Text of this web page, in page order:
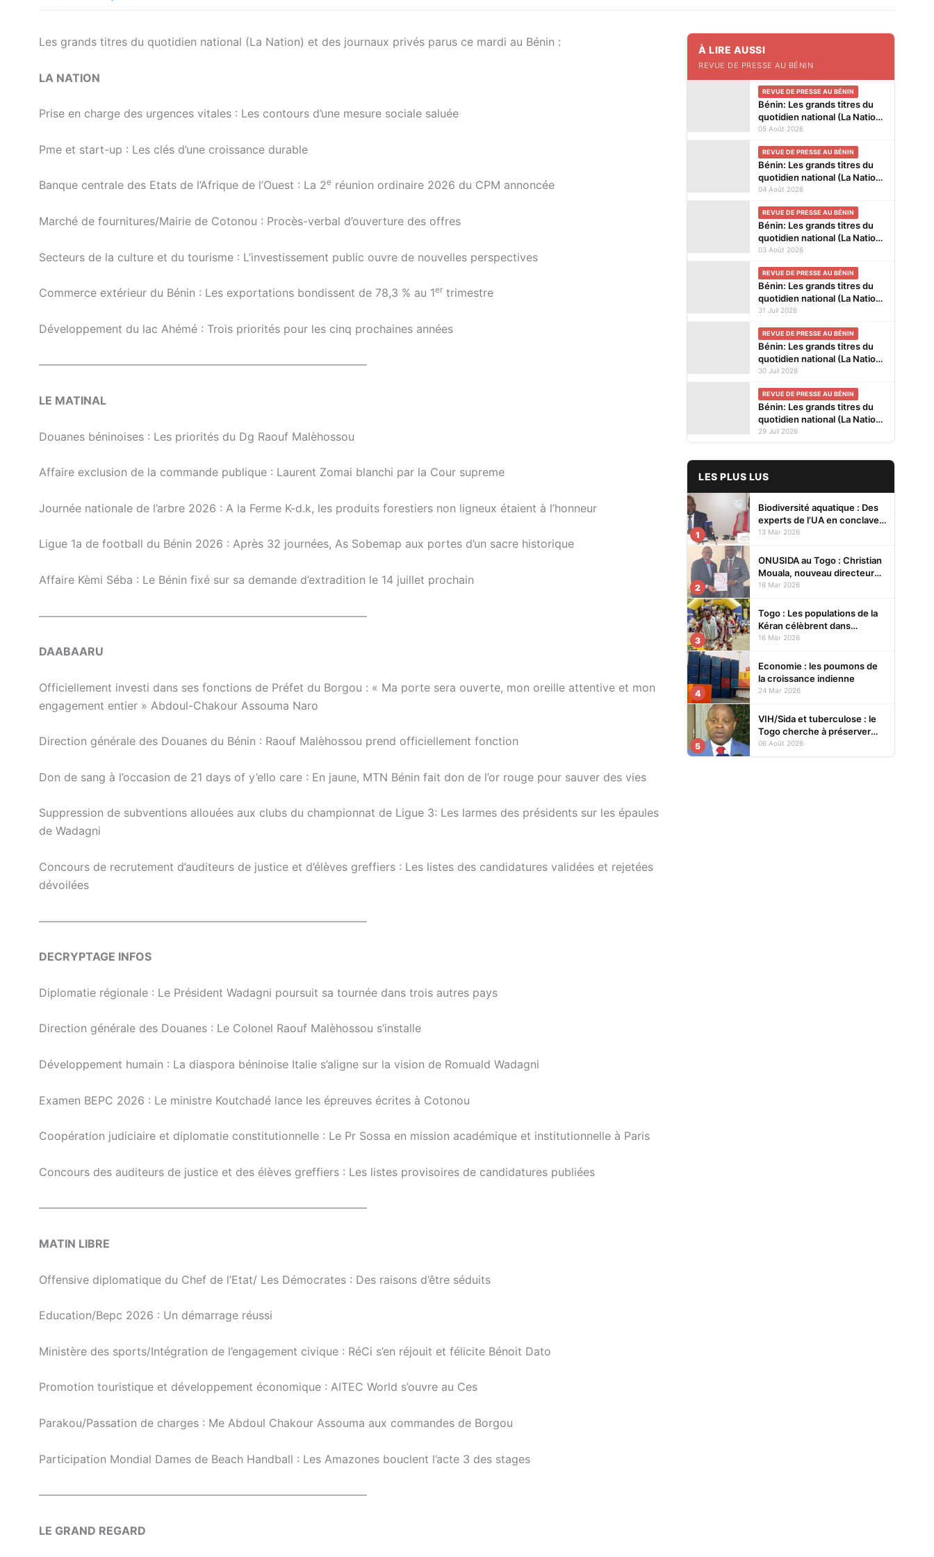
Les grands titres du quotidien national (La Nation) et des journaux privés parus ce mardi au Bénin :
LA NATION
Prise en charge des urgences vitales : Les contours d’une mesure sociale saluée
Pme et start-up : Les clés d’une croissance durable
Banque centrale des Etats de l’Afrique de l’Ouest : La 2e réunion ordinaire 2026 du CPM annoncée
Marché de fournitures/Mairie de Cotonou : Procès-verbal d’ouverture des offres
Secteurs de la culture et du tourisme : L’investissement public ouvre de nouvelles perspectives
Commerce extérieur du Bénin : Les exportations bondissent de 78,3 % au 1er trimestre
Développement du lac Ahémé : Trois priorités pour les cinq prochaines années
—————————————————————————————–
LE MATINAL
Douanes béninoises : Les priorités du Dg Raouf Malèhossou
Affaire exclusion de la commande publique : Laurent Zomai blanchi par la Cour supreme
Journée nationale de l’arbre 2026 : A la Ferme K-d.k, les produits forestiers non ligneux étaient à l’honneur
Ligue 1a de football du Bénin 2026 : Après 32 journées, As Sobemap aux portes d’un sacre historique
Affaire Kèmi Séba : Le Bénin fixé sur sa demande d’extradition le 14 juillet prochain
—————————————————————————————–
DAABAARU
Officiellement investi dans ses fonctions de Préfet du Borgou : « Ma porte sera ouverte, mon oreille attentive et mon
engagement entier » Abdoul-Chakour Assouma Naro
Direction générale des Douanes du Bénin : Raouf Malèhossou prend officiellement fonction
Don de sang à l’occasion de 21 days of y’ello care : En jaune, MTN Bénin fait don de l’or rouge pour sauver des vies
Suppression de subventions allouées aux clubs du championnat de Ligue 3: Les larmes des présidents sur les épaules
de Wadagni
Concours de recrutement d’auditeurs de justice et d’élèves greffiers : Les listes des candidatures validées et rejetées
dévoilées
—————————————————————————————–
DECRYPTAGE INFOS
Diplomatie régionale : Le Président Wadagni poursuit sa tournée dans trois autres pays
Direction générale des Douanes : Le Colonel Raouf Malèhossou s’installe
Développement humain : La diaspora béninoise Italie s’aligne sur la vision de Romuald Wadagni
Examen BEPC 2026 : Le ministre Koutchadé lance les épreuves écrites à Cotonou
Coopération judiciaire et diplomatie constitutionnelle : Le Pr Sossa en mission académique et institutionnelle à Paris
Concours des auditeurs de justice et des élèves greffiers : Les listes provisoires de candidatures publiées
—————————————————————————————–
MATIN LIBRE
Offensive diplomatique du Chef de l’Etat/ Les Démocrates : Des raisons d’être séduits
Education/Bepc 2026 : Un démarrage réussi
Ministère des sports/Intégration de l’engagement civique : RéCi s’en réjouit et félicite Bénoit Dato
Promotion touristique et développement économique : AITEC World s’ouvre au Ces
Parakou/Passation de charges : Me Abdoul Chakour Assouma aux commandes de Borgou
Participation Mondial Dames de Beach Handball : Les Amazones bouclent l’acte 3 des stages
—————————————————————————————–
LE GRAND REGARD
À LIRE AUSSI
REVUE DE PRESSE AU BÉNIN
REVUE DE PRESSE AU BÉNIN
Bénin: Les grands titres du
quotidien national (La Nation)
et des journaux privés en
2026
05 Août 2026
REVUE DE PRESSE AU BÉNIN
Bénin: Les grands titres du
quotidien national (La Nation)
et des journaux privés en
2026
04 Août 2026
REVUE DE PRESSE AU BÉNIN
Bénin: Les grands titres du
quotidien national (La Nation)
et des journaux privés en
2026
03 Août 2026
REVUE DE PRESSE AU BÉNIN
Bénin: Les grands titres du
quotidien national (La Nation)
et des journaux privés en
Juillet 2026
31 Juil 2026
REVUE DE PRESSE AU BÉNIN
Bénin: Les grands titres du
quotidien national (La Nation)
et des journaux privés en
2026
30 Juil 2026
REVUE DE PRESSE AU BÉNIN
Bénin: Les grands titres du
quotidien national (La Nation)
et des journaux privés en
29 Juil 2026
LES PLUS LUS
1
Biodiversité aquatique : Des
experts de l’UA en conclave à
Lomé pour renforcer la
13 Mar 2026
2
ONUSIDA au Togo : Christian
Mouala, nouveau directeur
pays
16 Mar 2026
3
Togo : Les populations de la
Kéran célèbrent dans
l’allégresse Tislim-Difoini,
16 Mar 2026
4
Economie : les poumons de
la croissance indienne
24 Mar 2026
5
VIH/Sida et tuberculose : le
Togo cherche à préserver
ses acquis face à la baisse
06 Août 2026